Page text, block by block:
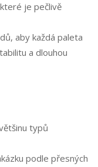
je pečlivě
aby každá paleta
a dlouhou
typů
podle přesných